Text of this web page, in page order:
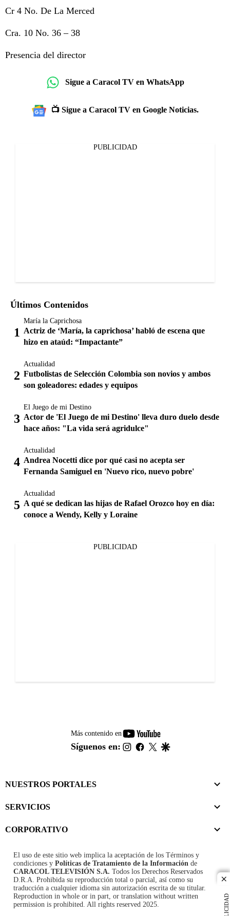
Cr 4 No. De La Merced
Cra. 10 No. 36 – 38
Presencia del director
Sigue a Caracol TV en WhatsApp
📺 Sigue a Caracol TV en Google Noticias.
PUBLICIDAD
Últimos Contenidos
María la Caprichosa
Actriz de ‘María, la caprichosa’ habló de escena que
hizo en ataúd: “Impactante”
Actualidad
Futbolistas de Selección Colombia son novios y ambos
son goleadores: edades y equipos
El Juego de mi Destino
Actor de 'El Juego de mi Destino' lleva duro duelo desde
hace años: "La vida será agridulce"
Actualidad
Andrea Nocetti dice por qué casi no acepta ser
Fernanda Samiguel en 'Nuevo rico, nuevo pobre'
Actualidad
A qué se dedican las hijas de Rafael Orozco hoy en día:
conoce a Wendy, Kelly y Loraine
PUBLICIDAD
Más contenido en
youtube-
footer
Síguenos en: instagram
facebook
twitter
NUESTROS PORTALES
SERVICIOS
CORPORATIVO
El uso de este sitio web implica la aceptación de los Términos y
condiciones y Políticas de Tratamiento de la Información de
CARACOL TELEVISIÓN S.A. Todos los Derechos Reservados
D.R.A. Prohibida su reproducción total o parcial, así como su
traducción a cualquier idioma sin autorización escrita de su titular.
Reproduction in whole or in part, or translation without written
permission is prohibited. All rights reserved 2025.